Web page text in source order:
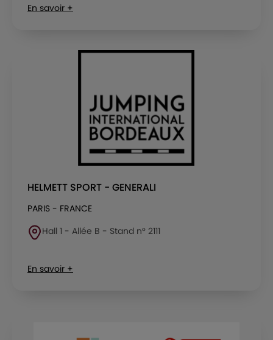
En savoir +
HELMETT SPORT - GENERALI
PARIS - FRANCE
Hall 1 - Allée B - Stand n° 2111
En savoir +